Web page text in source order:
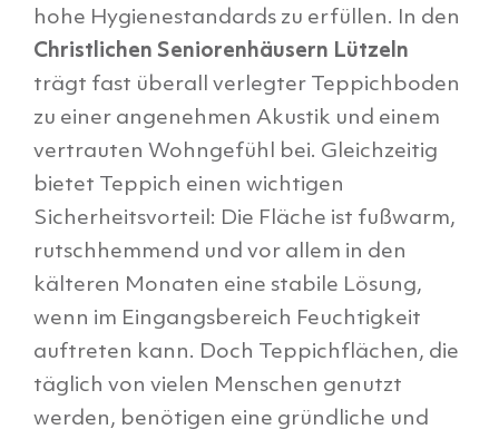
hohe Hygienestandards zu erfüllen. In den
Christlichen Seniorenhäusern Lützeln
trägt fast überall verlegter Teppichboden
zu einer angenehmen Akustik und einem
vertrauten Wohngefühl bei. Gleichzeitig
bietet Teppich einen wichtigen
Sicherheitsvorteil: Die Fläche ist fußwarm,
rutschhemmend und vor allem in den
kälteren Monaten eine stabile Lösung,
wenn im Eingangsbereich Feuchtigkeit
auftreten kann. Doch Teppichflächen, die
täglich von vielen Menschen genutzt
werden, benötigen eine gründliche und